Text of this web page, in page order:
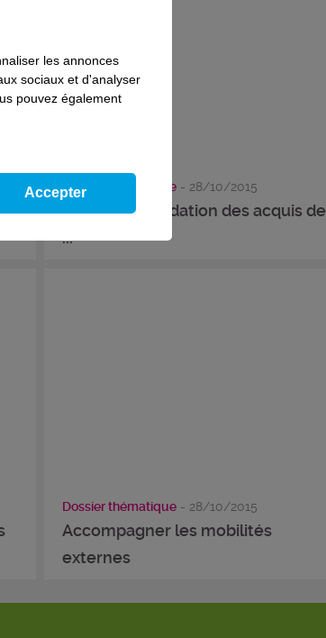
Dossier thématique- 28/10/2015
Réussir sa validation des acquis de
...
Dossier thématique- 28/10/2015
Accompagner les mobilités
externes
les annonces
sociaux et d'analyser
pouvez également
Accepter